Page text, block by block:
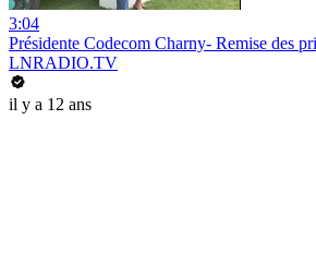
3:04
Présidente Codecom Charny- Remise des
LNRADIO.TV
il y a 12 ans